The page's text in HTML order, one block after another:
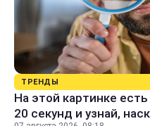
ТРЕНДЫ
На этой картинке
20 секунд и узнай,